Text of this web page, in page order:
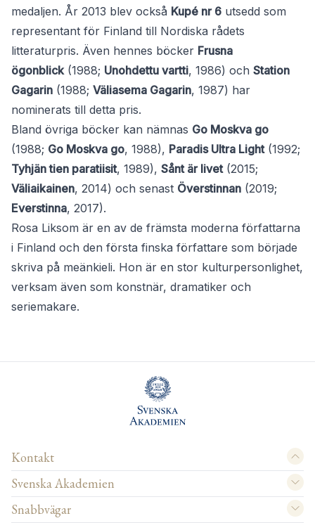
medaljen. År 2013 blev också Kupé nr 6 utsedd som
representant för Finland till Nordiska rådets
litteraturpris. Även hennes böcker Frusna
ögonblick(1988; Unohdettu vartti, 1986) och Station
Gagarin (1988; Väliasema Gagarin, 1987) har
nominerats till detta pris.
Bland övriga böcker kan nämnas Go Moskva go
(1988; Go Moskva go, 1988), Paradis Ultra Light(1992;
Tyhjän tien paratiisit, 1989), Sånt är livet(2015;
Väliaikainen, 2014) och senast Överstinnan (2019;
Everstinna, 2017).
Rosa Liksom är en av de främsta moderna författarna
i Finland och den första finska författare som började
skriva på meänkieli. Hon är en stor kulturpersonlighet,
verksam även som konstnär, dramatiker och
seriemakare.
Kontakt
Svenska Akademien
Snabbvägar